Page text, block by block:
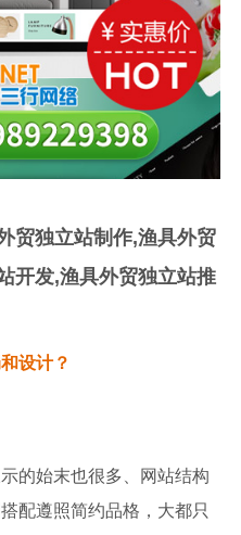
贸独立站制作,渔具外贸
开发,渔具外贸独立站推
设计？
的始末也很多、网站结构
配遵照简约品格，大都只